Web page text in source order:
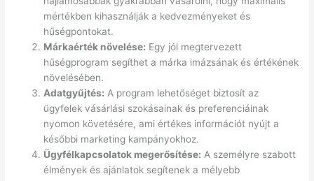
mértékben kihasználják a kedvezményeket és
hűségpontokat.
Márkaérték növelése: Egy jól megtervezett
hűségprogram segíthet a márka imázsának és értékének
növelésében.
Adatgyűjtés: A program lehetőséget biztosít az
ügyfelek vásárlási szokásainak és preferenciáinak
nyomon követésére, ami értékes információt nyújt a
későbbi marketing kampányokhoz.
Ügyfélkapcsolatok megerősítése: A személyre szabott
élmények és ajánlatok segítenek a mélyebb